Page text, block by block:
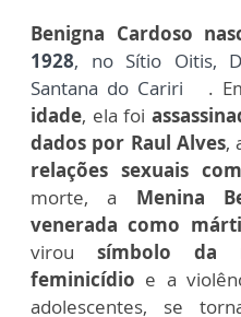
Benigna Cardoso
1928, no Sítio Oitis,
Santana do Cariri
.
idade, ela foi
dados por Raul Alves,
relações sexuais
morte, a Menina
venerada como
virou símbolo da
feminicídio e a
adolescentes, se